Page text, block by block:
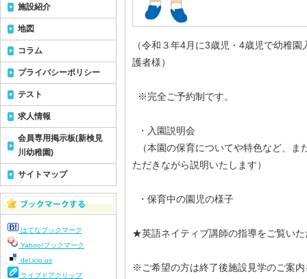
（令和３年4月に3歳児・4歳児で幼稚
護者様）
※完全ご予約制です。
・入園説明会
（本園の保育についてや特色など、ま
ただきながら説明いたします）
・保育中の園児の様子
★英語ネイティブ講師の指導をご覧いた
※ご希望の方は終了後施設見学のご案
施設紹介
地図
コラム
プライバシーポリシー
テスト
求人情報
会員専用掲示板(新検見
川幼稚園)
サイトマップ
はてなブックマーク
Yahoo!ブックマーク
del.icio.us
ライブドアクリップ